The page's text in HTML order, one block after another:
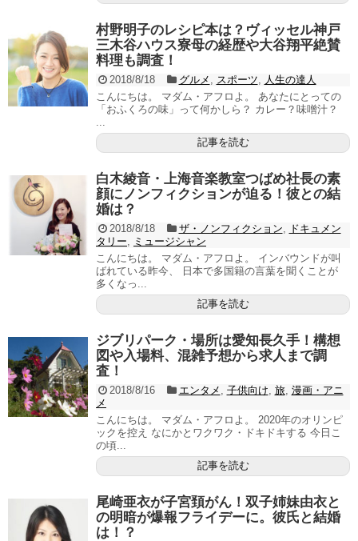
村野明子のレシピ本は？ヴィッセル神戸
三木谷ハウス寮母の経歴や大谷翔平絶賛
料理も調査！
2018/8/18 グルメ スポーツ
人生の達人
こんにちは。 マダム・アフロよ。 あなたにとっての
「おふくろの味」って何かしら？ カレー？味噌汁？
記事を読む
白木綾音・上海音楽教室つばめ社長の素
顔にノンフィクションが迫る！彼との結
婚は？
2018/8/18 ザ・ノンフィクション
ドキュメン
タリー
ミュージシャン
こんにちは。 マダム・アフロよ。 インバウンドが叫
ばれている昨今、 日本で多国籍の言葉を聞くことが
多くなっ...
記事を読む
ジブリパーク・場所は愛知長久手！構想
図や入場料、混雑予想から求人まで調
査！
2018/8/16 エンタメ 子供向け 旅, 漫画・アニ
メ
こんにちは。 マダム・アフロよ。 2020年のオリンピ
ックを控え なにかとワクワク・ドキドキする 今日こ
の頃...
記事を読む
尾崎亜衣が子宮頚がん！双子姉妹由衣と
の明暗が爆報フライデーに。彼氏と結婚
は！？